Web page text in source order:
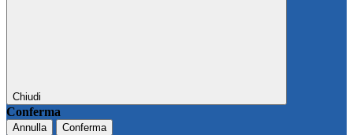
Chiudi
Conferma
Annulla Conferma